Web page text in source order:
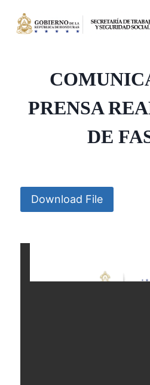
PRENSA
DE
Download File